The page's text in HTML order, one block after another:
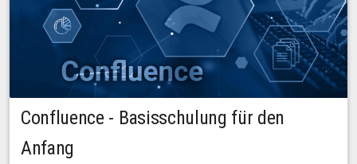
Confluence - Basisschulung für den
Anfang